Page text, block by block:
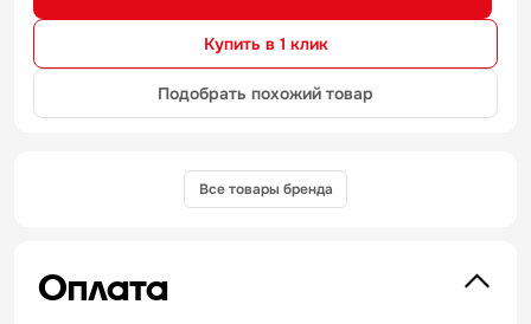
Купить в 1 клик
Подобрать похожий товар
Все товары бренда
Оплата